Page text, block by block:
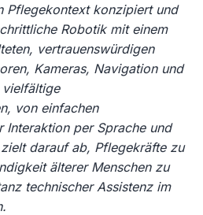
Pflegekontext konzipiert und
Robotik mit einem
vertrauenswürdigen
Kameras, Navigation und
vielfältige
von einfachen
Interaktion per Sprache und
darauf ab, Pflegekräfte zu
älterer Menschen zu
technischer Assistenz im